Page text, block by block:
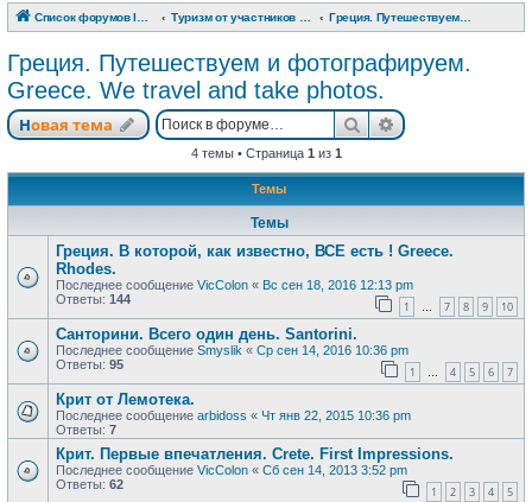
Список форумов INFO CAM | Форум
Греция. Путешествуем и фотографируем.
Greece. We travel and take photos.
Новая тема
Новаятема ПоискРасширенный
4 темы • Страница 1 из 1
Темы
Темы
Греция. В которой, как известно, ВСЕ есть ! Greece.
Rhodes.
Последнее сообщение VicColon « Вс сен 18, 2016 12:13 pm
Ответы: 144 1 … 7 8 9 10
Санторини. Всего один день. Santorini.
Последнее сообщение Smyslik « Ср сен 14, 2016 10:36 pm
Ответы: 95 1 … 4 5 6 7
Крит от Лемотека.
Последнее сообщение arbidoss « Чт янв 22, 2015 10:36 pm
Ответы: 7
Крит. Первые впечатления. Crete. First Impressions.
Последнее сообщение VicColon « Сб сен 14, 2013 3:52 pm
Ответы: 62 1 2 3 4 5